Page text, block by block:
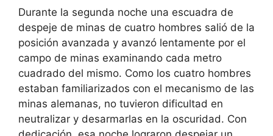
Durante la segunda noche una escuadra de
despeje de minas de cuatro hombres salió de la
posición avanzada y avanzó lentamente por el
campo de minas examinando cada metro
cuadrado del mismo. Como los cuatro hombres
estaban familiarizados con el mecanismo de las
minas alemanas, no tuvieron dificultad en
neutralizar y desarmarlas en la oscuridad. Con